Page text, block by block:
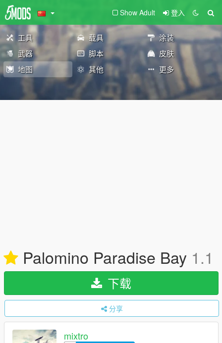
Show Adult 登入
工具 载具
涂装
武器
脚本
皮肤
地图
其他 更多
Palomino Paradise Bay 1.1
下载
分享
mixtro